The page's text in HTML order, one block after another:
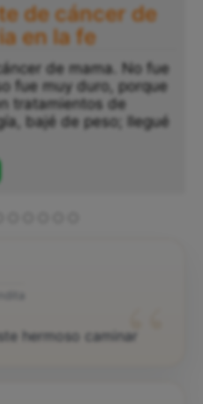
de cáncer de
en la fe
de mama. No fue
fue muy duro, porque
tratamientos de
bajé de peso; llegué
“
hermoso caminar